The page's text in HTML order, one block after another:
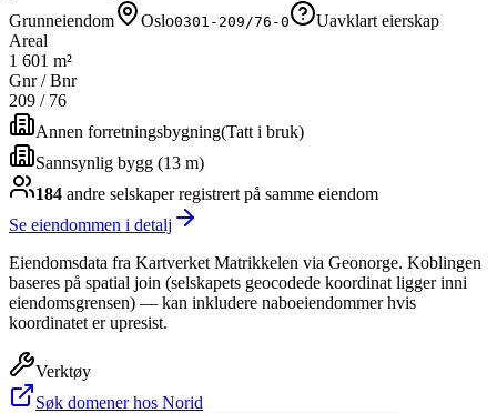
Grunneiendom
Oslo0301-209/76-0
Uavklart eierskap
Areal
1 601 m²
Gnr / Bnr
209 / 76
Annen forretningsbygning(Tatt i bruk)
Sannsynlig bygg (13 m)
184 andre selskaperregistrert på samme eiendom
Se eiendommen i detalj
Eiendomsdata fra Kartverket Matrikkelen via Geonorge. Koblingen
baseres på spatial join (selskapets geocodede koordinat ligger inni
eiendomsgrensen) — kan inkludere naboeiendommer hvis
koordinatet er upresist.
Verktøy
Søk domener hos Norid